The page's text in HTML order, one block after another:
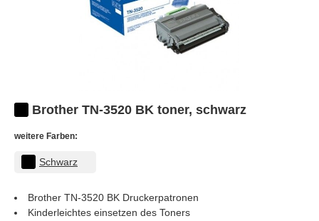
Brother TN-3520 BK toner, schwarz
weitere Farben:
Schwarz
Brother TN-3520 BK Druckerpatronen
Kinderleichtes einsetzen des Toners